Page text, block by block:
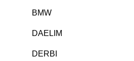
BMW
DAELIM
DERBI